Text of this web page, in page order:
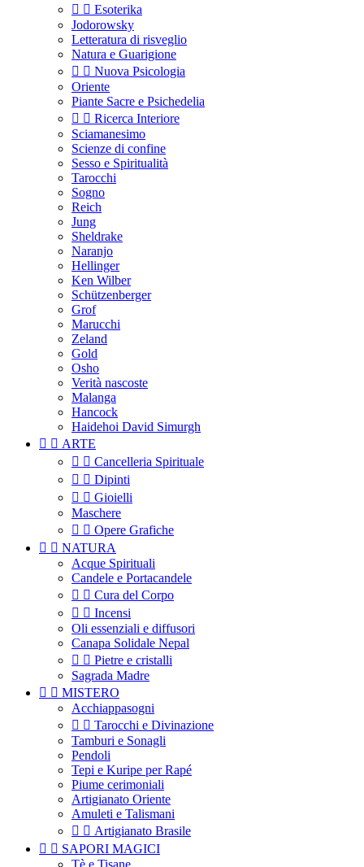
  Esoterika
Jodorowsky
Letteratura di risveglio
Natura e Guarigione
  Nuova Psicologia
Oriente
Piante Sacre e Psichedelia
  Ricerca Interiore
Sciamanesimo
Scienze di confine
Sesso e Spiritualità
Tarocchi
Sogno
Reich
Jung
Sheldrake
Naranjo
Hellinger
Ken Wilber
Schützenberger
Grof
Marucchi
Zeland
Gold
Osho
Verità nascoste
Malanga
Hancock
Haidehoi David Simurgh
  ARTE
  Cancelleria Spirituale
  Dipinti
  Gioielli
Maschere
  Opere Grafiche
  NATURA
Acque Spirituali
Candele e Portacandele
  Cura del Corpo
  Incensi
Oli essenziali e diffusori
Canapa Solidale Nepal
  Pietre e cristalli
Sagrada Madre
  MISTERO
Acchiappasogni
  Tarocchi e Divinazione
Tamburi e Sonagli
Pendoli
Tepi e Kuripe per Rapé
Piume cerimoniali
Artigianato Oriente
Amuleti e Talismani
  Artigianato Brasile
  SAPORI MAGICI
Tè e Tisane